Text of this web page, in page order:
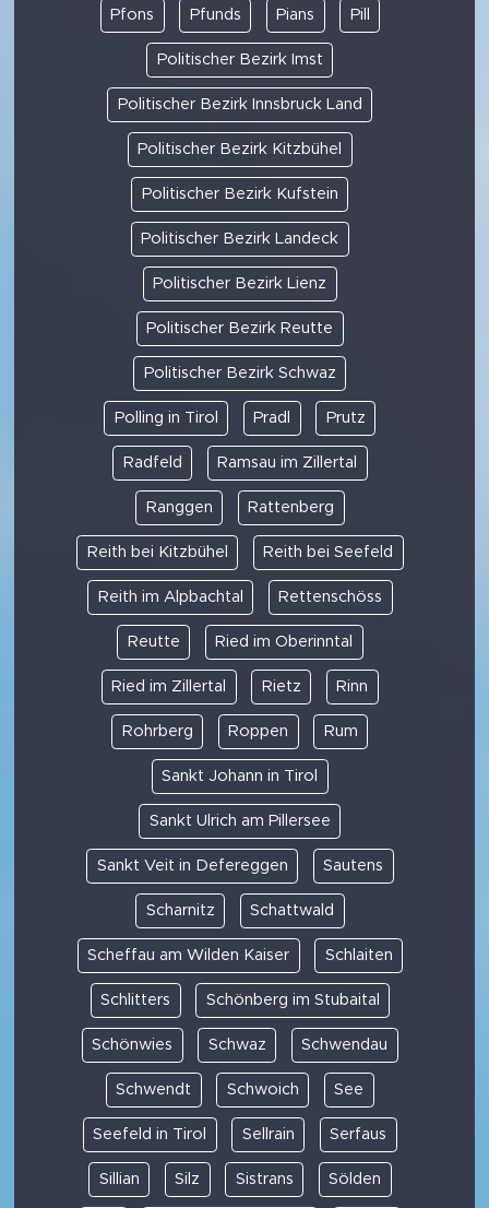
Pfons Pfunds Pians Pill
Politischer Bezirk Imst
Politischer Bezirk Innsbruck Land
Politischer Bezirk Kitzbühel
Politischer Bezirk Kufstein
Politischer Bezirk Landeck
Politischer Bezirk Lienz
Politischer Bezirk Reutte
Politischer Bezirk Schwaz
Polling in Tirol Pradl Prutz
Radfeld Ramsau im Zillertal
Ranggen Rattenberg
Reith bei Kitzbühel Reith bei Seefeld
Reith im Alpbachtal Rettenschöss
Reutte Ried im Oberinntal
Ried im Zillertal Rietz Rinn
Rohrberg Roppen Rum
Sankt Johann in Tirol
Sankt Ulrich am Pillersee
Sankt Veit in Defereggen Sautens
Scharnitz Schattwald
Scheffau am Wilden Kaiser Schlaiten
Schlitters Schönberg im Stubaital
Schönwies Schwaz Schwendau
Schwendt Schwoich See
Seefeld in Tirol Sellrain Serfaus
Sillian Silz Sistrans Sölden